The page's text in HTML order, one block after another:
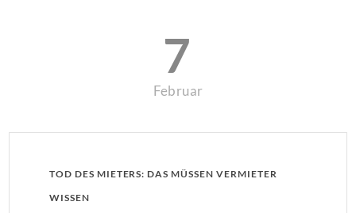
7
Februar
TOD DES MIETERS: DAS MÜSSEN VERMIETER
WISSEN